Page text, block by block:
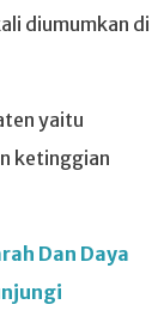
diumumkan di
yaitu
ketinggian
Dan Daya